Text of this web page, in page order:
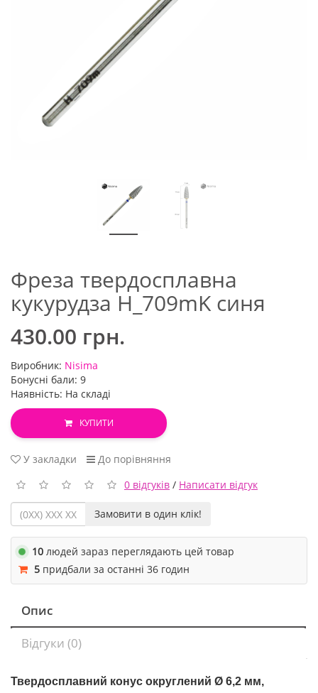
Фреза твердосплавна
кукурудза H_709mK синя
430.00 грн.
Виробник: Nisima
Бонусні бали: 9
Наявність: На складі
КУПИТИ
У закладки
До порівняння
0 відгуків / Написати відгук
Замовити в один клік!
10 людей зараз переглядають цей товар
5 придбали за останні 36 годин
Опис
Відгуки (0)
Твердосплавний конус округлений Ø 6,2 мм,